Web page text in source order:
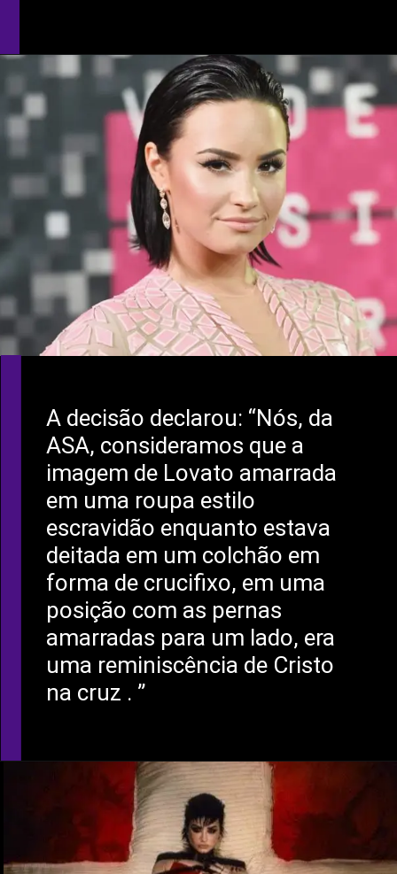
A decisão declarou: “Nós, da
ASA, consideramos que a
imagem de Lovato amarrada
em uma roupa estilo
escravidão enquanto estava
deitada em um colchão em
forma de crucifixo, em uma
posição com as pernas
amarradas para um lado, era
uma reminiscência de Cristo
na cruz . ”